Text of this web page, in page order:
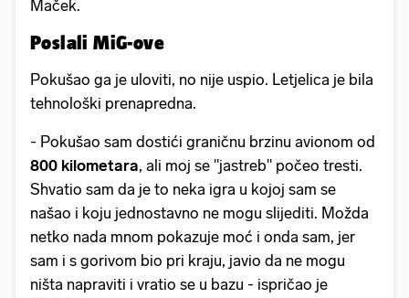
Maček.
Poslali MiG-ove
Pokušao ga je uloviti, no nije uspio. Letjelica je bila
tehnološki prenapredna.
- Pokušao sam dostići graničnu brzinu avionom od
800 kilometara, ali moj se "jastreb" počeo tresti.
Shvatio sam da je to neka igra u kojoj sam se
našao i koju jednostavno ne mogu slijediti. Možda
netko nada mnom pokazuje moć i onda sam, jer
sam i s gorivom bio pri kraju, javio da ne mogu
ništa napraviti i vratio se u bazu - ispričao je